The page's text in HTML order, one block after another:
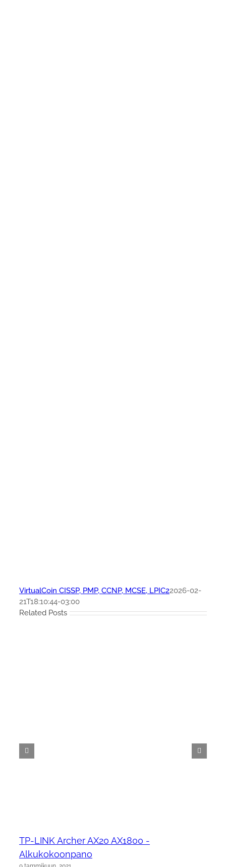
VirtualCoin CISSP, PMP, CCNP, MCSE, LPIC22026-02-
21T18:10:44-03:00
Related Posts
TP-LINK Archer AX20 AX1800 -
Alkukokoonpano